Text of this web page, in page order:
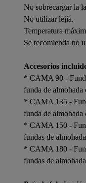
No sobrecargar la
No utilizar lejía.
Temperatura
Se recomienda no
Accesorios
* CAMA 90 -
funda de almohada
* CAMA 135 -
funda de almohada
* CAMA 150 -
fundas de
* CAMA 180 -
fundas de